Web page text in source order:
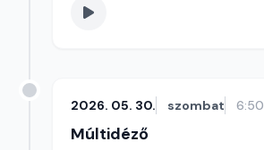
2026. 05. 30. szombat 6:50
Múltidéző